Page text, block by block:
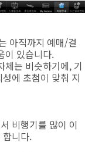
아직까지 예매/결
이 있습니다.
체는 비슷하기에, 기
에 초첨이 맞춰 지
비행기를 많이 이
니다.